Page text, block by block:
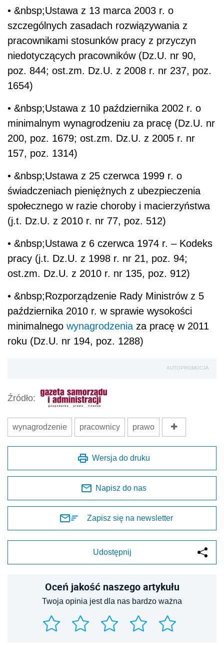
• &nbsp;Ustawa z 13 marca 2003 r. o
szczególnych zasadach rozwiązywania z
pracownikami stosunków pracy z przyczyn
niedotyczących pracowników (Dz.U. nr 90,
poz. 844; ost.zm. Dz.U. z 2008 r. nr 237, poz.
1654)
• &nbsp;Ustawa z 10 października 2002 r. o
minimalnym wynagrodzeniu za pracę (Dz.U. nr
200, poz. 1679; ost.zm. Dz.U. z 2005 r. nr
157, poz. 1314)
• &nbsp;Ustawa z 25 czerwca 1999 r. o
świadczeniach pieniężnych z ubezpieczenia
społecznego w razie choroby i macierzyństwa
(j.t. Dz.U. z 2010 r. nr 77, poz. 512)
• &nbsp;Ustawa z 6 czerwca 1974 r. – Kodeks
pracy (j.t. Dz.U. z 1998 r. nr 21, poz. 94;
ost.zm. Dz.U. z 2010 r. nr 135, poz. 912)
• &nbsp;Rozporządzenie Rady Ministrów z 5
października 2010 r. w sprawie wysokości
minimalnego wynagrodzenia za pracę w 2011
roku (Dz.U. nr 194, poz. 1288)
AUTOPROMOCJA
Źródło:
wynagrodzenie pracownicy prawo
Wersja do druku
Napisz do nas
Zapisz się na newsletter
Udostępnij
Oceń jakość naszego artykułu
Twoja opinia jest dla nas bardzo ważna